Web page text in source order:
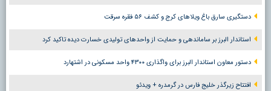
دستگیری سارق باغ ویلاهای کرج و کشف ۵۶ فقره سرقت
استاندار البرز بر ساماندهی و حمایت از واحدهای تولیدی خسارت دیده تاکید کرد
دستور معاون استاندار البرز برای واگذاری ۴۳۰۰ واحد مسکونی در اشتهارد
افتتاح زیرگذر خلیج فارس در گرمدره + ویدئو